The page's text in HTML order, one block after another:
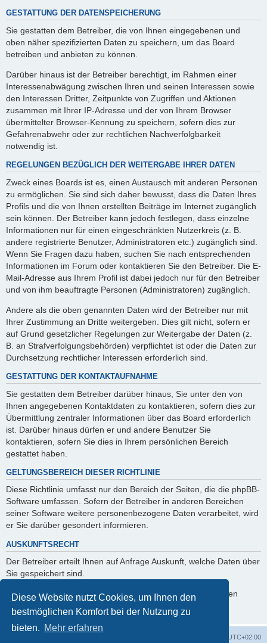
Diese Website nutzt Cookies, um Ihnen den
bestmöglichen Komfort bei der Nutzung zu
bieten. Mehr erfahren
GESTATTUNG DER DATENSPEICHERUNG
Sie gestatten dem Betreiber, die von Ihnen eingegebenen und
oben näher spezifizierten Daten zu speichern, um das Board
betreiben und anbieten zu können.
Darüber hinaus ist der Betreiber berechtigt, im Rahmen einer
Interessenabwägung zwischen Ihren und seinen Interessen sowie
den Interessen Dritter, Zeitpunkte von Zugriffen und Aktionen
zusammen mit Ihrer IP-Adresse und der von Ihrem Browser
übermittelter Browser-Kennung zu speichern, sofern dies zur
Gefahrenabwehr oder zur rechtlichen Nachverfolgbarkeit
notwendig ist.
REGELUNGEN BEZÜGLICH DER WEITERGABE IHRER DATEN
Zweck eines Boards ist es, einen Austausch mit anderen Personen
zu ermöglichen. Sie sind sich daher bewusst, dass die Daten Ihres
Profils und die von Ihnen erstellten Beiträge im Internet zugänglich
sein können. Der Betreiber kann jedoch festlegen, dass einzelne
Informationen nur für einen eingeschränkten Nutzerkreis (z. B.
andere registrierte Benutzer, Administratoren etc.) zugänglich sind.
Wenn Sie Fragen dazu haben, suchen Sie nach entsprechenden
Informationen im Forum oder kontaktieren Sie den Betreiber. Die E-
Mail-Adresse aus Ihrem Profil ist dabei jedoch nur für den Betreiber
und von ihm beauftragte Personen (Administratoren) zugänglich.
Andere als die oben genannten Daten wird der Betreiber nur mit
Ihrer Zustimmung an Dritte weitergeben. Dies gilt nicht, sofern er
auf Grund gesetzlicher Regelungen zur Weitergabe der Daten (z.
B. an Strafverfolgungsbehörden) verpflichtet ist oder die Daten zur
Durchsetzung rechtlicher Interessen erforderlich sind.
GESTATTUNG DER KONTAKTAUFNAHME
Sie gestatten dem Betreiber darüber hinaus, Sie unter den von
Ihnen angegebenen Kontaktdaten zu kontaktieren, sofern dies zur
Übermittlung zentraler Informationen über das Board erforderlich
ist. Darüber hinaus dürfen er und andere Benutzer Sie
kontaktieren, sofern Sie dies in Ihrem persönlichen Bereich
gestattet haben.
GELTUNGSBEREICH DIESER RICHTLINIE
Diese Richtlinie umfasst nur den Bereich der Seiten, die die phpBB-
Software umfassen. Sofern der Betreiber in anderen Bereichen
seiner Software weitere personenbezogene Daten verarbeitet, wird
er Sie darüber gesondert informieren.
AUSKUNFTSRECHT
Der Betreiber erteilt Ihnen auf Anfrage Auskunft, welche Daten über
Sie gespeichert sind.
Sie können jederzeit die Löschung bzw. Sperrung Ihrer Daten
verlangen. Kontaktieren Sie hierzu bitte den Betreiber.
UTC+02:00